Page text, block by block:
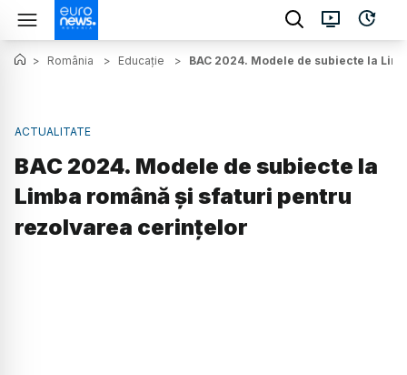
> România > Educație > BAC 2024. Modele de subiecte la
ACTUALITATE
BAC 2024. Modele de subiecte la
Limba română și sfaturi pentru
rezolvarea cerințelor